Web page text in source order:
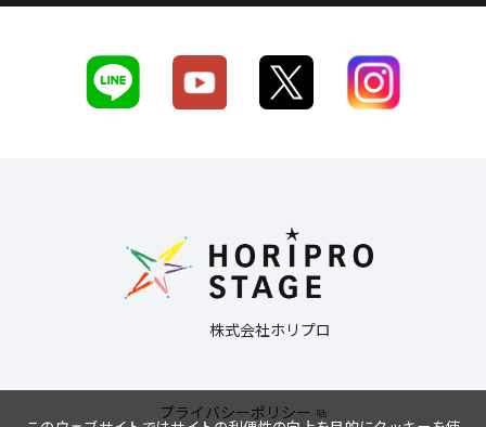
株式会社ホリプロ
プライバシーポリシー